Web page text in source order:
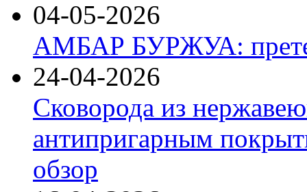
04-05-2026
АМБАР БУРЖУА:
24-04-2026
Сковорода из
антипригарным
обзор